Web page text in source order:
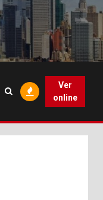
Ver
online